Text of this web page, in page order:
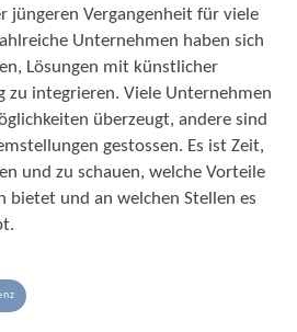
jüngeren Vergangenheit für viele
Unternehmen haben sich
Lösungen mit künstlicher
zu integrieren. Viele Unternehmen
überzeugt, andere sind
gestossen. Es ist Zeit,
und zu schauen, welche Vorteile
bietet und an welchen Stellen es